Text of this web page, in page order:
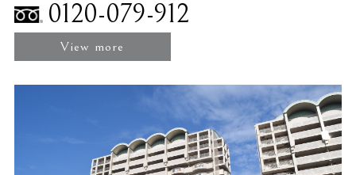
0120-079-912
View more